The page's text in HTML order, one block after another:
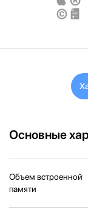
Основные
Объем встроенной
памяти